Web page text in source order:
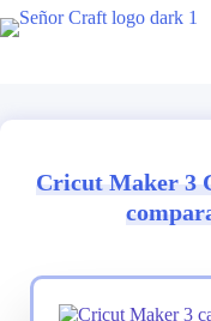
Saltar
al
Cricut Maker 3